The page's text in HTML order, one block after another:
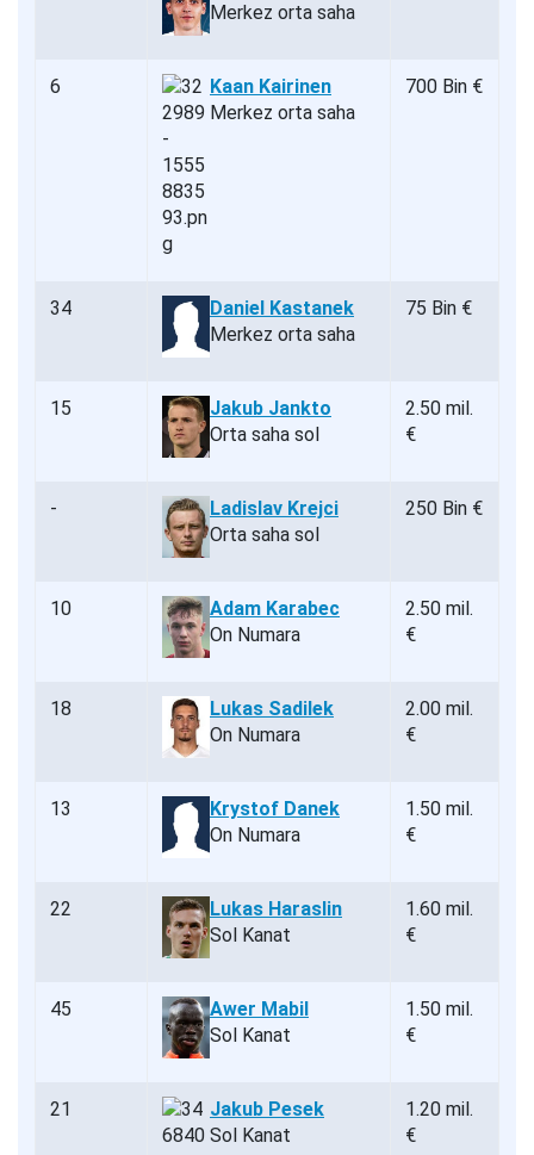
Merkez orta saha
6
Kaan Kairinen
Merkez orta saha
700 Bin €
34
Daniel Kastanek
Merkez orta saha
75 Bin €
15
Jakub Jankto
Orta saha sol
2.50 mil.
€
-
Ladislav Krejci
Orta saha sol
250 Bin €
10
Adam Karabec
On Numara
2.50 mil.
€
18
Lukas Sadilek
On Numara
2.00 mil.
€
13
Krystof Danek
On Numara
1.50 mil.
€
22
Lukas Haraslin
Sol Kanat
1.60 mil.
€
45
Awer Mabil
Sol Kanat
1.50 mil.
€
21
Jakub Pesek
Sol Kanat
1.20 mil.
€